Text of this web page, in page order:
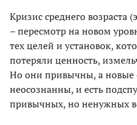
Кризис среднего возраста
– пересмотр на новом
тех целей и установок,
потеряли ценность,
Но они привычны, а
неосознанны, и есть
привычных, но ненужных